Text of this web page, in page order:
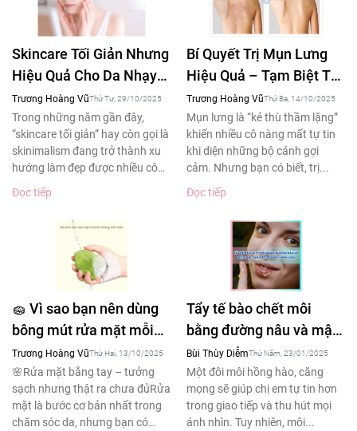
Skincare Tối Giản Nhưng
Hiệu Quả Cho Da Nhạy
Cảm – Xu Hướng Làm
Đẹp 2025
Trương Hoàng VũThứ Tư, 29/10/2025
Trong những năm gần đây,
“skincare tối giản” hay còn gọi là
skinimalism đang trở thành xu
hướng làm đẹp được nhiều cô
gái yêu thích....
Đọc tiếp
Bí Quyết Trị Mụn Lưng
Hiệu Quả – Tạm Biệt Tự
Ti Khi Diện Áo Hở Lưng
Trương Hoàng VũThứ Ba, 14/10/2025
Mụn lưng là “kẻ thù thầm lặng”
khiến nhiều cô nàng mất tự tin
khi diện những bộ cánh gợi
cảm. Nhưng bạn có biết, trị...
Đọc tiếp
🧽 Vì sao bạn nên dùng
bông mút rửa mặt mỗi
ngày – Bí quyết làm
sạch sâu cho làn da
khỏe đẹp
Trương Hoàng VũThứ Hai, 13/10/2025
🌸Rửa mặt bằng tay – tưởng
sạch nhưng thật ra chưa đủRửa
mặt là bước cơ bản nhất trong
chăm sóc da, nhưng bạn có
Tẩy tế bào chết môi
bằng đường nâu và mật
ong tạm biệt đôi môi
thâm sạm
Bùi Thùy DiễmThứ Năm, 23/01/2025
Một đôi môi hồng hào, căng
mọng sẽ giúp chị em tự tin hơn
trong giao tiếp và thu hút mọi
ánh nhìn. Tuy nhiên, môi...